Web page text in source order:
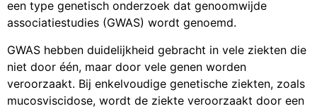
een type genetisch onderzoek dat genoomwijde
associatiestudies (GWAS) wordt genoemd.
GWAS hebben duidelijkheid gebracht in vele ziekten die
niet door één, maar door vele genen worden
veroorzaakt. Bij enkelvoudige genetische ziekten, zoals
mucosviscidose, wordt de ziekte veroorzaakt door een